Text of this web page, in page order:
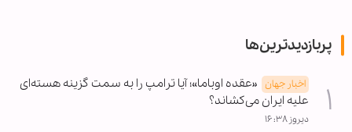
پربازدیدترین‌ها
اخبار جهان «عقده اوباما»؛ آیا ترامپ را به سمت گزینه هسته‌ای
علیه ایران می‌کشاند؟
دیروز ۱۶:۳۸